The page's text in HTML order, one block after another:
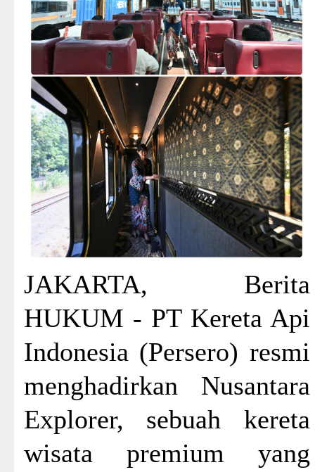
JAKARTA, Berita
HUKUM - PT Kereta Api
Indonesia (Persero) resmi
menghadirkan Nusantara
Explorer, sebuah kereta
wisata premium yang